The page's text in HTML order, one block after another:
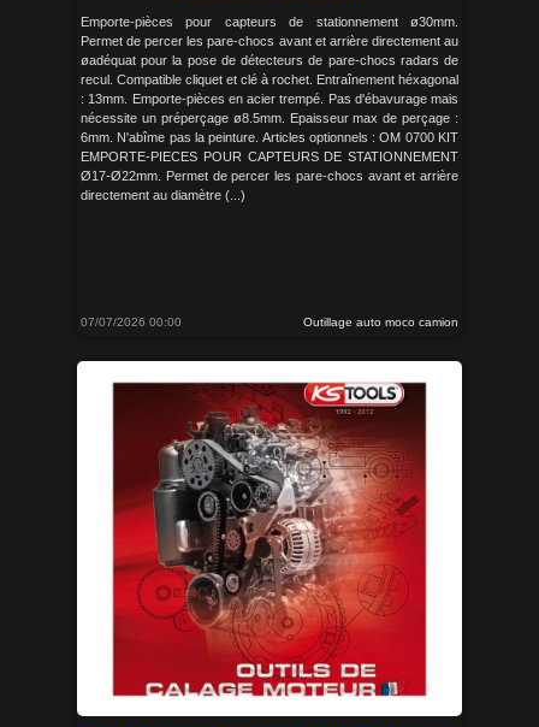
Emporte-pièces pour capteurs de stationnement ø30mm.
Permet de percer les pare-chocs avant et arrière directement au
øadéquat pour la pose de détecteurs de pare-chocs radars de
recul. Compatible cliquet et clé à rochet. Entraînement héxagonal
: 13mm. Emporte-pièces en acier trempé. Pas d'ébavurage mais
nécessite un préperçage ø8.5mm. Epaisseur max de perçage :
6mm. N'abîme pas la peinture. Articles optionnels : OM 0700 KIT
EMPORTE-PIECES POUR CAPTEURS DE STATIONNEMENT
Ø17-Ø22mm. Permet de percer les pare-chocs avant et arrière
directement au diamètre (...)
07/07/2026 00:00 Outillage auto moco camion